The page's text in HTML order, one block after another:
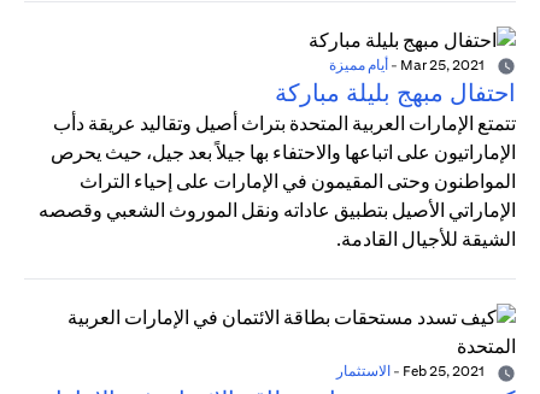
- أيام مميزة
احتفال مبهج بليلة مباركة
تتمتع الإمارات العربية المتحدة بتراث أصيل وتقاليد عريقة دأب
الإماراتيون على اتباعها والاحتفاء بها جيلاً بعد جيل، حيث يحرص
المواطنون وحتى المقيمون في الإمارات على إحياء التراث
الإماراتي الأصيل بتطبيق عاداته ونقل الموروث الشعبي وقصصه
الشيقة للأجيال القادمة.
- الاستثمار